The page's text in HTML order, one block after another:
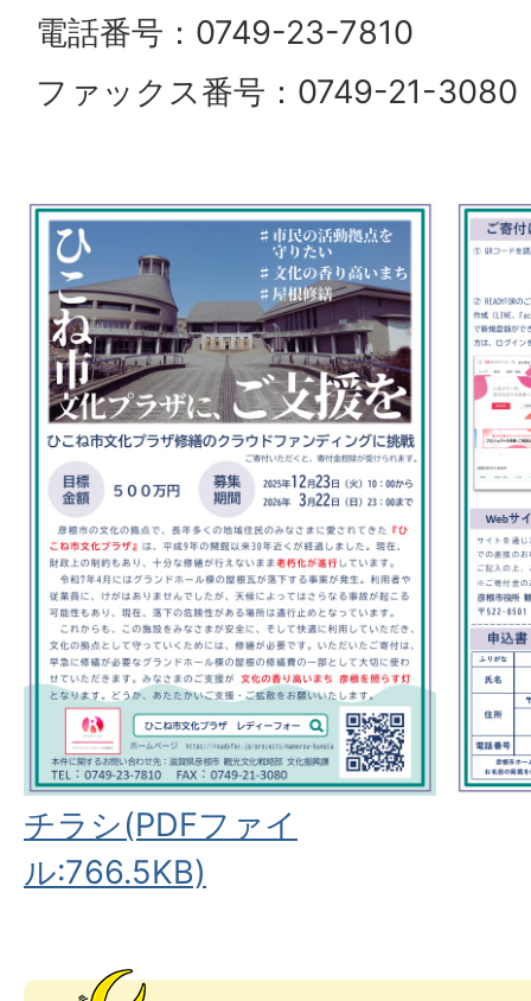
電話番号：0749-23-7810
ファックス番号：0749-21-3080
チラシ(PDFファイ
ル:766.5KB)